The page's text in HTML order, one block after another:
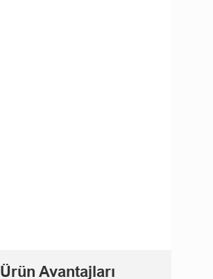
Ürün Avantajları